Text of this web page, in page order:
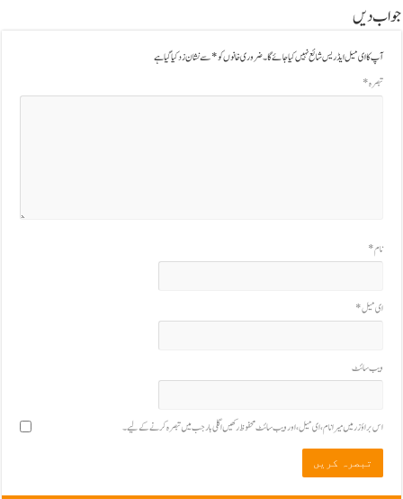
جواب دیں
آپ کا ای میل ایڈریس شائع نہیں کیا جائے گا۔ضروری خانوں کو*سے نشان زد کیا گیا ہے
تبصرہ*
نام*
ای میل*
ویب‌ سائٹ
اس براؤزر میں میرا نام، ای میل، اور ویب سائٹ محفوظ رکھیں اگلی بار جب میں تبصرہ کرنے کےلیے۔